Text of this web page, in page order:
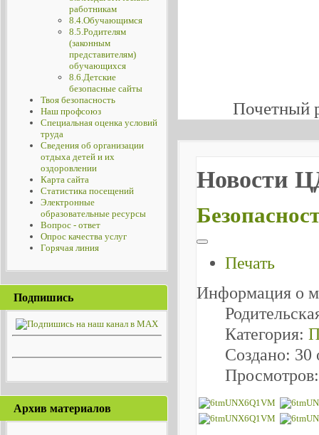
работникам
8.4.Обучающимся
8.5.Родителям
(законным
представителям)
обучающихся
8.6.Детские
безопасные сайты
Твоя безопасность
Наш профсоюз
Специальная оценка условий
труда
Сведения об организации
отдыха детей и их
оздоровлении
Карта сайта
Статистика посещений
Электронные
образовательные ресурсы
Вопрос - ответ
Опрос качества услуг
Горячая линия
Подпишись
Архив материалов
Почетный
Новости
Печать
Информация о
Категория:
Создано: 30